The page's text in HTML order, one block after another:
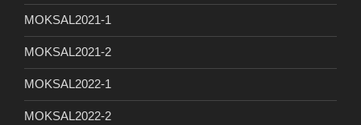
MOKSAL2021-1
MOKSAL2021-2
MOKSAL2022-1
MOKSAL2022-2